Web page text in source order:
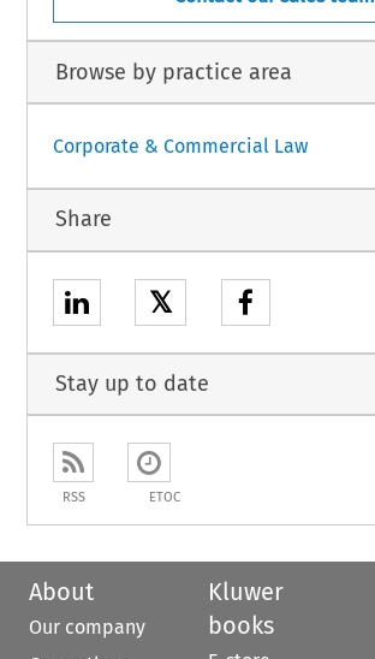
Browse by practice area
Corporate & Commercial Law
Share
𝕏
Stay up to date
RSS ETOC
About
Our company
Kluwer
books